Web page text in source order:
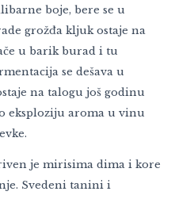
boje, bere se u
grožđa kljuk ostaje na
u barik burad i tu
se dešava u
na talogu još godinu
eksploziju aroma u vinu
je mirisima dima i kore
Svedeni tanini i